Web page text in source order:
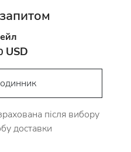
USD
після вибору
доставки